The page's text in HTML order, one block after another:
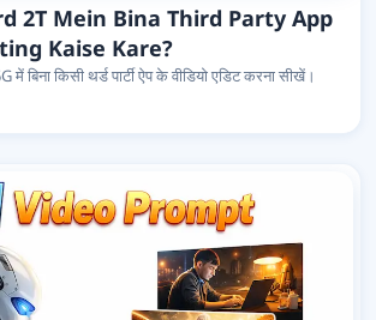
2T Mein Bina Third Party App
Kaise Kare?
किसी थर्ड पार्टी ऐप के वीडियो एडिट करना सीखें।